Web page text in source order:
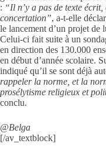
: “Il n’y a pas de texte
concertation”, a-t-elle
le lancement d’un projet de
Celui-ci fait suite à un
en direction des 130.000
en début d’année scolaire.
indiqué qu’il se sont déjà
rappeler la norme, et la
prosélytisme religieux et
conclu.
@Belga
[/av_textblock]